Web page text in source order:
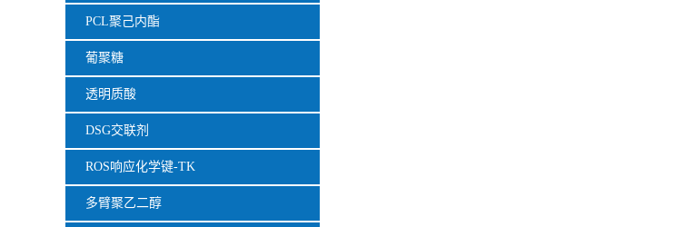
PCL聚己内酯
葡聚糖
透明质酸
DSG交联剂
ROS响应化学键-TK
多臂聚乙二醇